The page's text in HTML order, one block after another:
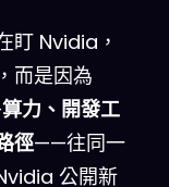
盯 Nvidia，
而是因為
算力、開發工
徑——往同一
公開新